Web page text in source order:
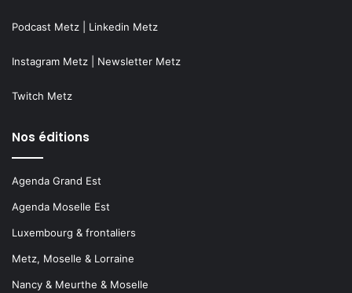
Podcast Metz Linkedin Metz
Instagram Metz Newsletter Metz
Twitch Metz
Nos éditions
Agenda Grand Est
Agenda Moselle Est
Luxembourg & frontaliers
Metz, Moselle & Lorraine
Nancy & Meurthe & Moselle